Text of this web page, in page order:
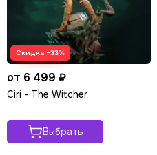
Скидка −33%
от 6 499 ₽
Ciri - The Witcher
Выбрать